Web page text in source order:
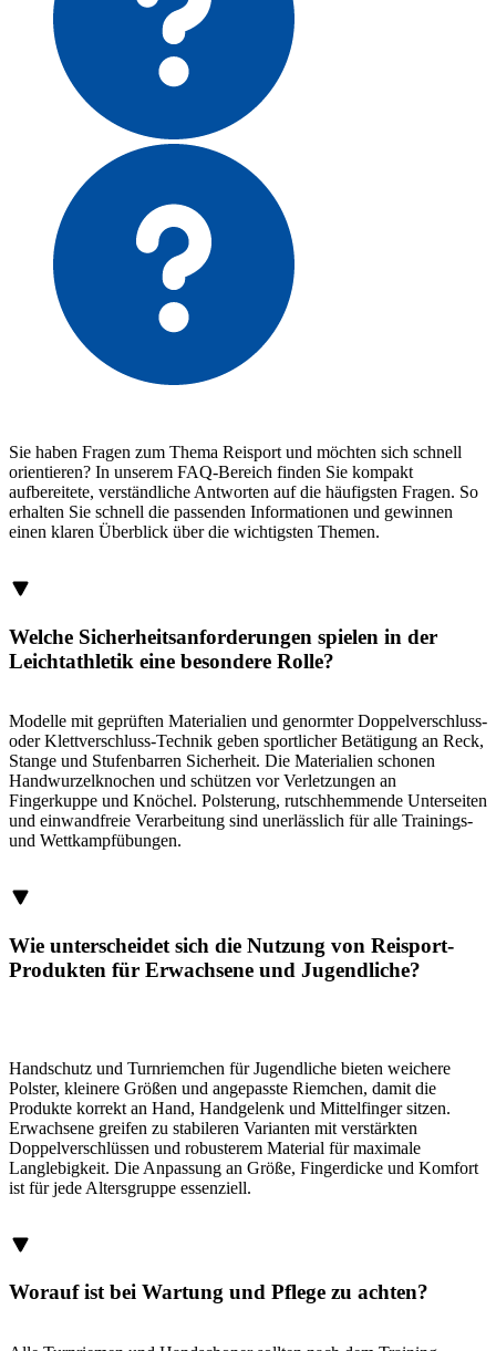
Sie haben Fragen zum Thema Reisport und möchten sich schnell
orientieren? In unserem FAQ-Bereich finden Sie kompakt
aufbereitete, verständliche Antworten auf die häufigsten Fragen. So
erhalten Sie schnell die passenden Informationen und gewinnen
einen klaren Überblick über die wichtigsten Themen.
Welche Sicherheitsanforderungen spielen in der
Leichtathletik eine besondere Rolle?
Modelle mit geprüften Materialien und genormter Doppelverschluss-
oder Klettverschluss-Technik geben sportlicher Betätigung an Reck,
Stange und Stufenbarren Sicherheit. Die Materialien schonen
Handwurzelknochen und schützen vor Verletzungen an
Fingerkuppe und Knöchel. Polsterung, rutschhemmende Unterseiten
und einwandfreie Verarbeitung sind unerlässlich für alle Trainings-
und Wettkampfübungen.
Wie unterscheidet sich die Nutzung von Reisport-
Produkten für Erwachsene und Jugendliche?
Handschutz und Turnriemchen für Jugendliche bieten weichere
Polster, kleinere Größen und angepasste Riemchen, damit die
Produkte korrekt an Hand, Handgelenk und Mittelfinger sitzen.
Erwachsene greifen zu stabileren Varianten mit verstärkten
Doppelverschlüssen und robusterem Material für maximale
Langlebigkeit. Die Anpassung an Größe, Fingerdicke und Komfort
ist für jede Altersgruppe essenziell.
Worauf ist bei Wartung und Pflege zu achten?